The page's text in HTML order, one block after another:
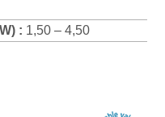
: 1,50 – 4,50